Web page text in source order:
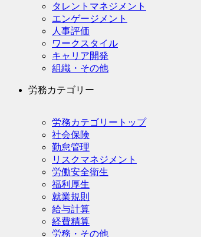
タレントマネジメント
エンゲージメント
人事評価
ワークスタイル
キャリア開発
組織・その他
労務カテゴリー
労務カテゴリートップ
社会保険
勤怠管理
リスクマネジメント
労働安全衛生
福利厚生
就業規則
給与計算
経費精算
労務・その他